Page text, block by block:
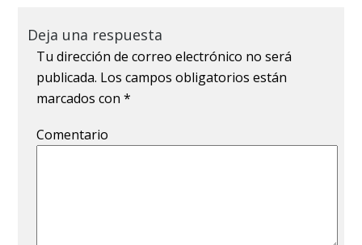
Deja una respuesta
Tu dirección de correo electrónico no será
publicada. Los campos obligatorios están
marcados con*
Comentario